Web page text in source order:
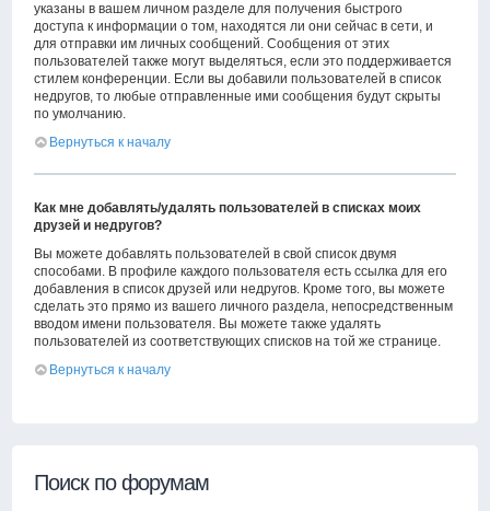
указаны в вашем личном разделе для получения быстрого
доступа к информации о том, находятся ли они сейчас в сети, и
для отправки им личных сообщений. Сообщения от этих
пользователей также могут выделяться, если это поддерживается
стилем конференции. Если вы добавили пользователей в список
недругов, то любые отправленные ими сообщения будут скрыты
по умолчанию.
Вернуться к началу
Как мне добавлять/удалять пользователей в списках моих
друзей и недругов?
Вы можете добавлять пользователей в свой список двумя
способами. В профиле каждого пользователя есть ссылка для его
добавления в список друзей или недругов. Кроме того, вы можете
сделать это прямо из вашего личного раздела, непосредственным
вводом имени пользователя. Вы можете также удалять
пользователей из соответствующих списков на той же странице.
Вернуться к началу
Поиск по форумам